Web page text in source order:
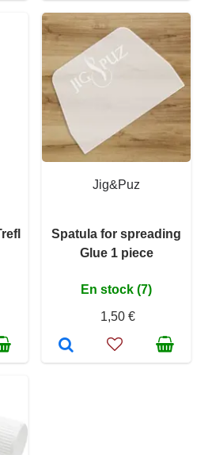
Jig&Puz
Spatula for spreading
Glue 1 piece
En stock (7)
1,50 €